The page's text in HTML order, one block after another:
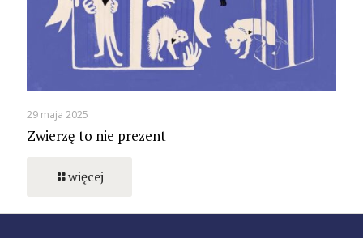
29 maja 2025
Zwierzę to nie prezent
więcej